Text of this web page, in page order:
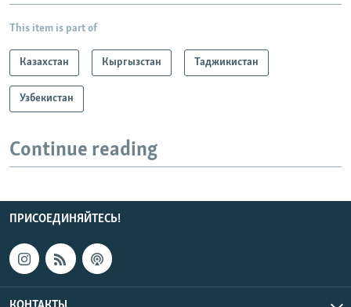
This item is part of
Казахстан Кыргызстан Таджикистан
Узбекистан
Continue reading
ПРИСОЕДИНЯЙТЕСЬ!